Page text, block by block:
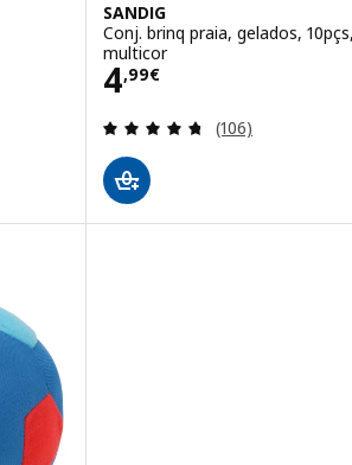
4.8 fora de 5 estrelas. Total de
SANDIG
Conj. brinq praia, gelados,
multicor
4,99€
Preço 4,99€
Avaliação: 4.7
(106)